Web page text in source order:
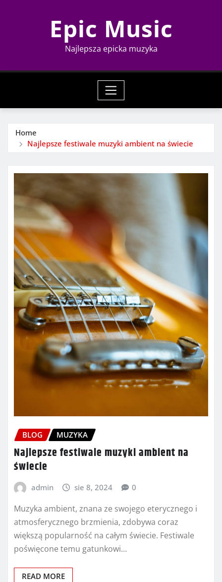
Epic Music
Najlepsza epicka muzyka
Home
Najlepsze festiwale muzyki ambient na świecie
BLOG MUZYKA
Najlepsze festiwale muzyki ambient na
świecie
admin sie 8, 2024 0
Muzyka ambient, znana ze swojego eterycznego i
atmosferycznego brzmienia, zdobywa coraz
większą popularność na całym świecie. Festiwale
poświęcone temu gatunkowi…
READ MORE